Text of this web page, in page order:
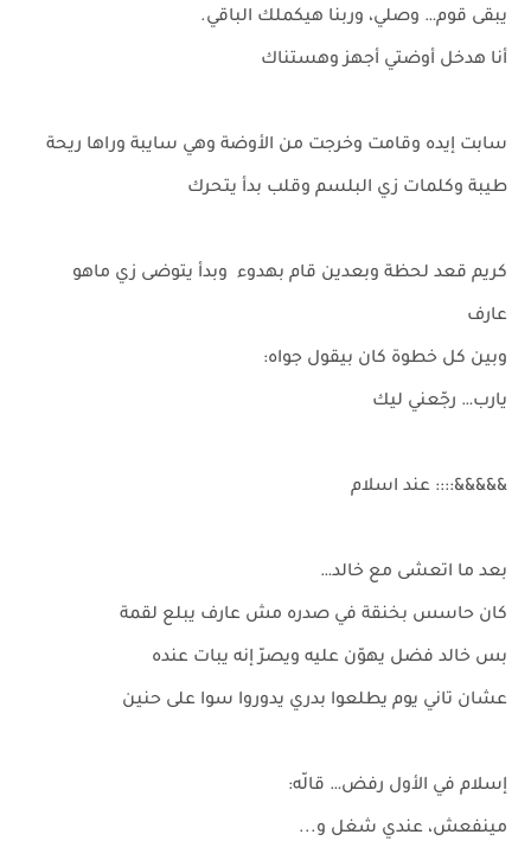
يبقى قوم… وصلي، وربنا هيكملك الباقي.
أنا هدخل أوضتي أجهز وهستناك
سابت إيده وقامت وخرجت من الأوضة وهي سايبة وراها ريحة
طيبة وكلمات زي البلسم وقلب بدأ يتحرك
كريم قعد لحظة وبعدين قام بهدوء وبدأ يتوضى زي ماهو
عارف
وبين كل خطوة كان بيقول جواه:
يارب… رجّعني ليك
&&&&&:::: عند اسلام
بعد ما اتعشى مع خالد…
كان حاسس بخنقة في صدره مش عارف يبلع لقمة
بس خالد فضل يهوّن عليه ويصرّ إنه يبات عنده
عشان تاني يوم يطلعوا بدري يدوروا سوا على حنين
إسلام في الأول رفض… قالّه:
مينفعش، عندي شغل و...